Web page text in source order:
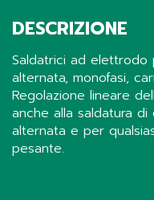
DESCRIZIONE
Saldatrici ad elettrodo
alternata, monofasi,
Regolazione lineare
anche alla saldatura
alternata e per
pesante.